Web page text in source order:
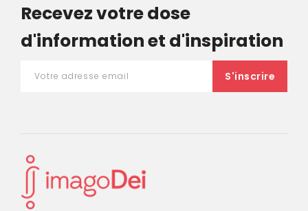
Recevez votre dose
d'information et d'inspiration